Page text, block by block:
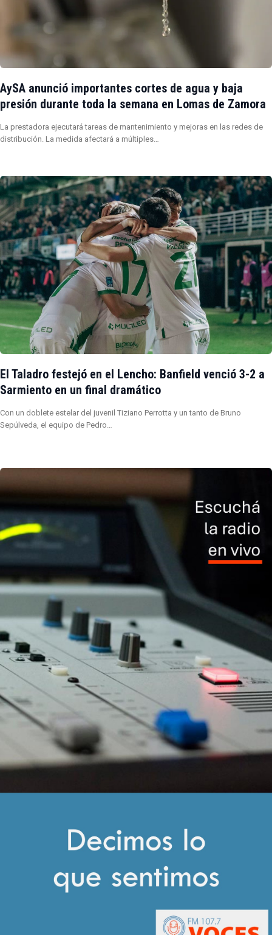
AySA anunció importantes cortes de agua y baja
presión durante toda la semana en Lomas de Zamora
La prestadora ejecutará tareas de mantenimiento y mejoras en las redes de
distribución. La medida afectará a múltiples…
El Taladro festejó en el Lencho: Banfield venció 3-2 a
Sarmiento en un final dramático
Con un doblete estelar del juvenil Tiziano Perrotta y un tanto de Bruno
Sepúlveda, el equipo de Pedro…